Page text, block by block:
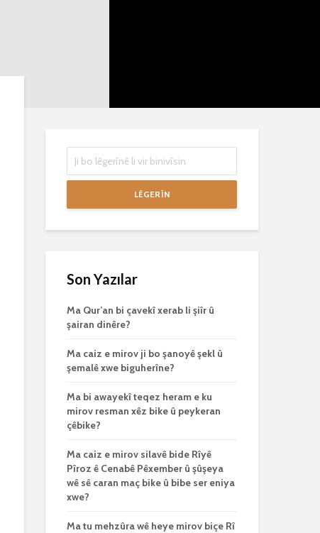
LÊGERÎN
Son Yazılar
Ma Qur’an bi çavekî xerab li şiîr û
şairan dinêre?
Ma caiz e mirov ji bo şanoyê şekl û
şemalê xwe biguherîne?
Ma bi awayekî teqez heram e ku
mirov resman xêz bike û peykeran
çêbike?
Ma caiz e mirov silavê bide Rîyê
Pîroz ê Cenabê Pêxember û şûşeya
wê sê caran maç bike û bibe ser eniya
xwe?
Ma tu mehzûra wê heye mirov biçe Rî